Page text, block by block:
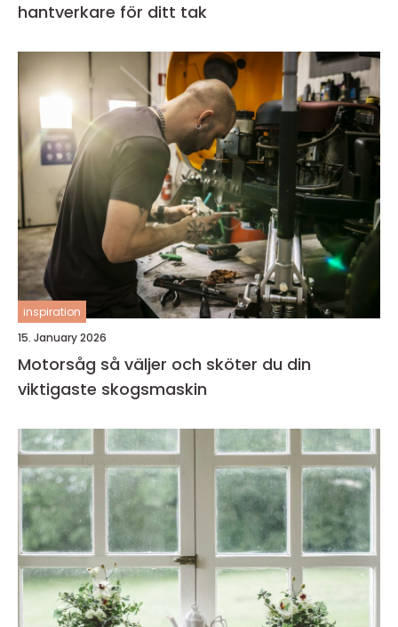
hantverkare för ditt tak
inspiration
15. January 2026
Motorsåg så väljer och sköter du din
viktigaste skogsmaskin